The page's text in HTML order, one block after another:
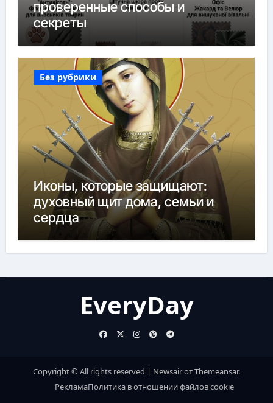
проверенные способы и
секреты
Без рубрики
Иконы, которые защищают:
духовный щит дома, семьи и
сердца
EveryDay
Copyright © All rights reserved | NewsairотThemeansar.
РекламаПолитика в отношении файлов cookie